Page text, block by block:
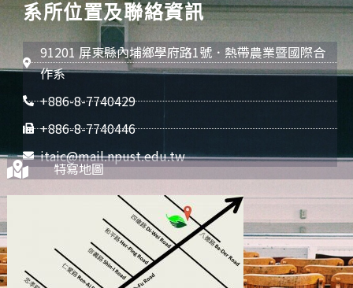
系所位置及聯絡資訊
91201 屏東縣內埔鄉學府路1號．熱帶農業暨國際合
作系
+886-8-7740429
+886-8-7740446
itaic@mail.npust.edu.tw
特寫地圖